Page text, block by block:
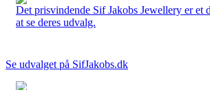
Det prisvindende Sif Jakobs Jewellery er
at se deres udvalg.
Se udvalget på SifJakobs.dk